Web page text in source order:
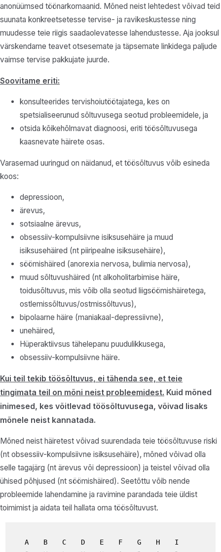
anonüümsed töönarkomaanid. Mõned neist lehtedest võivad teid
suunata konkreetsetesse tervise- ja ravikeskustesse ning
muudesse teie riigis saadaolevatesse lahendustesse. Aja jooksul
värskendame teavet otsesemate ja täpsemate linkidega paljude
vaimse tervise pakkujate juurde.
Soovitame eriti:
konsulteerides tervishoiutöötajatega, kes on
spetsialiseerunud sõltuvusega seotud probleemidele, ja
otsida kõikehõlmavat diagnoosi, eriti töösõltuvusega
kaasnevate häirete osas.
Varasemad uuringud on näidanud, et töösõltuvus võib esineda
koos:
depressioon,
ärevus,
sotsiaalne ärevus,
obsessiiv-kompulsiivne isiksusehäire ja muud
isiksusehäired (nt piiripealne isiksusehäire),
söömishäired (anorexia nervosa, bulimia nervosa),
muud sõltuvushäired (nt alkoholitarbimise häire,
toidusõltuvus, mis võib olla seotud liigsöömishäiretega,
ostlemissõltuvus/ostmissõltuvus),
bipolaarne häire (maniakaal-depressiivne),
unehäired,
Hüperaktiivsus tähelepanu puudulikkusega,
obsessiiv-kompulsiivne häire.
Kui teil tekib töösõltuvus, ei tähenda see, et teie
tingimata teil on mõni neist probleemidest. Kuid mõned
inimesed, kes võitlevad töösõltuvusega, võivad lisaks
mõnele neist kannatada.
Mõned neist häiretest võivad suurendada teie töösõltuvuse riski
(nt obsessiiv-kompulsiivne isiksusehäire), mõned võivad olla
selle tagajärg (nt ärevus või depressioon) ja teistel võivad olla
ühised põhjused (nt söömishäired). Seetõttu võib nende
probleemide lahendamine ja ravimine parandada teie üldist
toimimist ja aidata teil hallata oma töösõltuvust.
A B C D E F G H
I